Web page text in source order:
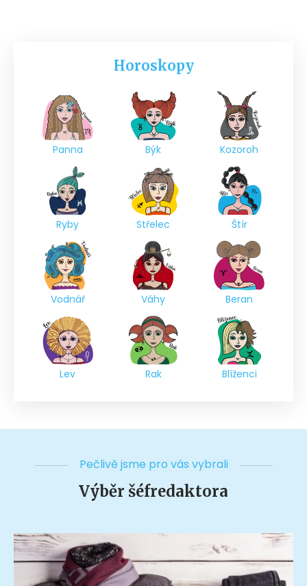
Horoskopy
Panna Býk Kozoroh
Ryby Střelec Štír
Vodnář Váhy Beran
Lev Rak Blíženci
Pečlivě jsme pro vás vybrali
Výběr šéfredaktora